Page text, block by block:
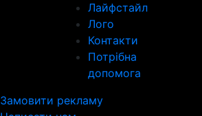
Лайфстайл
Лого
Контакти
Потрібна
допомога
Замовити рекламу